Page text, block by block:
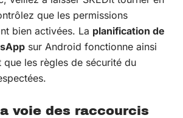
que les permissions
bien activées. La planification de
sur Android fonctionne ainsi
que les règles de sécurité du
voie des raccourcis